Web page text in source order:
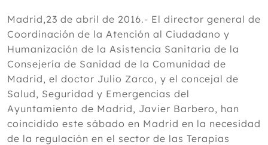
Madrid,23 de abril de 2016.- El director general de
Coordinación de la Atención al Ciudadano y
Humanización de la Asistencia Sanitaria de la
Consejería de Sanidad de la Comunidad de
Madrid, el doctor Julio Zarco, y el concejal de
Salud, Seguridad y Emergencias del
Ayuntamiento de Madrid, Javier Barbero, han
coincidido este sábado en Madrid en la necesidad
de la regulación en el sector de las Terapias